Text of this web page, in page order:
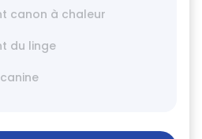
canon à chaleur
du linge